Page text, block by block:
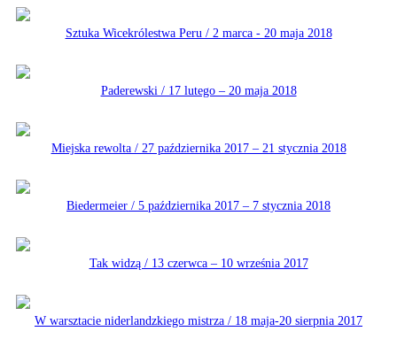
Sztuka Wicekrólestwa Peru / 2 marca - 20 maja 2018
Paderewski / 17 lutego – 20 maja 2018
Miejska rewolta / 27 października 2017 – 21 stycznia 2018
Biedermeier / 5 października 2017 – 7 stycznia 2018
Tak widzą / 13 czerwca – 10 września 2017
W warsztacie niderlandzkiego mistrza / 18 maja-20 sierpnia 2017